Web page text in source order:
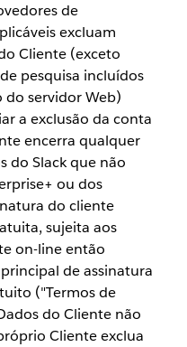
de
excluam
Cliente (exceto
pesquisa incluídos
do servidor Web)
a exclusão da conta
encerra qualquer
do Slack que não
ou dos
do cliente
sujeita aos
on-line então
de assinatura
("Termos de
do Cliente não
Cliente exclua